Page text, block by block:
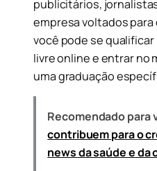
publicitários,
empresa voltados para
você pode se
livre online e entrar no
uma graduação
Recomendado para
contribuem para o
news da saúde e da